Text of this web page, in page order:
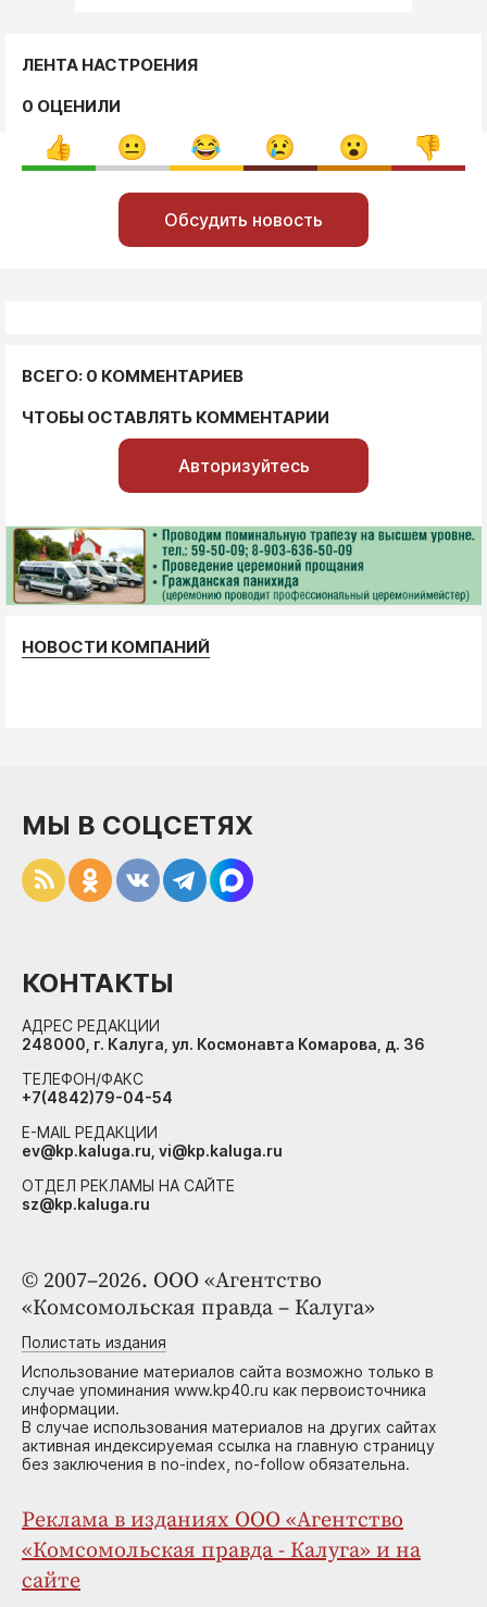
ЛЕНТА НАСТРОЕНИЯ
0 ОЦЕНИЛИ
Обсудить новость
ВСЕГО: 0 КОММЕНТАРИЕВ
ЧТОБЫ ОСТАВЛЯТЬ КОММЕНТАРИИ
Авторизуйтесь
НОВОСТИ КОМПАНИЙ
© 2007–2026. ООО «Агентство
«Комсомольская правда – Калуга»
Полистать издания
Использование материалов сайта возможно только в
случае упоминания www.kp40.ru как первоисточника
информации.
В случае использования материалов на других сайтах
активная индексируемая ссылка на главную страницу
без заключения в no-index, no-follow обязательна.
Реклама в изданиях ООО «Агентство
«Комсомольская правда - Калуга» и на
сайте
МЫ В СОЦСЕТЯХ
КОНТАКТЫ
АДРЕС РЕДАКЦИИ
248000, г. Калуга, ул. Космонавта Комарова, д. 36
ТЕЛЕФОН/ФАКС
+7(4842)79-04-54
E-MAIL РЕДАКЦИИ
ev@kp.kaluga.ru, vi@kp.kaluga.ru
ОТДЕЛ РЕКЛАМЫ НА САЙТЕ
sz@kp.kaluga.ru